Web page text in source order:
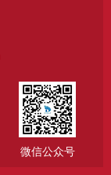
微信公众号